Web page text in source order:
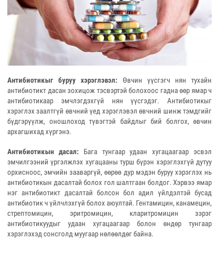
Антибиотикыг буруу хэрэглэвэл: Өвчин үүсгэгч нян тухайн
антибиотикт дасан зохицож тэсвэртэй болохоос гадна өөр ямар ч
антибиотикаар эмчлэгдэхгүй нян үүсгэдэг. Антибиотикыг
хэрэглэх заалтгүй өвчний үед хэрэглэвэл өвчний шинж тэмдгийг
бүдгэрүүлж, оношлоход түвэгтэй байдлыг бий болгох, өвчин
архагшихад хүргэнэ.
Антибиотикын дасал:Бага тунгаар удаан хугацаагаар эсвэл
эмчилгээний үргэлжлэх хугацааны турш бүрэн хэрэглэхгүй дутуу
орхисноос, эмчийн зааваргүй, өөрөө дур мэдэн буруу хэрэглэх нь
антибиотикын дасалтай болох гол шалтгаан болдог. Хэрвээ ямар
нэг антибиотикт дасалтай болсон бол адил үйлдэлтэй бусад
антибиотик ч үйлчлэхгүй болох аюултай. Гентамицин, канамецин,
стрептомицин, эритромицин, кларитромицин зэрэг
антибиотикуудыг удаан хугацаагаар болон өндөр тунгаар
хэрэглэхэд сонсголд муугаар нөлөөлдөг байна.